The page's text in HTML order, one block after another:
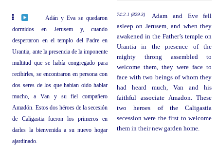
Adán y Eva se quedaron
dormidos en Jerusem y, cuando
despertaron en el templo del Padre en
Urantia, ante la presencia de la imponente
multitud que se había congregado para
recibirles, se encontraron en persona con
dos seres de los que habían oído hablar
mucho, a Van y su fiel compañero
Amadón. Estos dos héroes de la secesión
de Caligastia fueron los primeros en
darles la bienvenida a su nuevo hogar
ajardinado.
74:2.1 (829.3)
Adam and Eve fell
asleep on Jerusem, and when they
awakened in the Father’s temple on
Urantia in the presence of the
mighty throng assembled to
welcome them, they were face to
face with two beings of whom they
had heard much, Van and his
faithful associate Amadon. These
two heroes of the Caligastia
secession were the first to welcome
them in their new garden home.